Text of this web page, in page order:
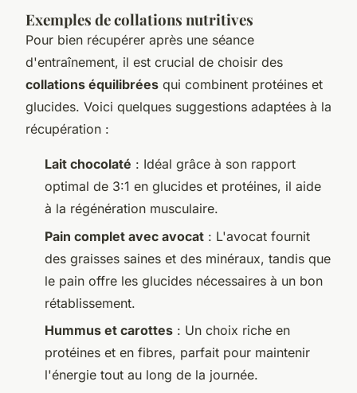
Exemples de collations nutritives
Pour bien récupérer après une séance
d'entraînement, il est crucial de choisir des
collations équilibrées qui combinent protéines et
glucides. Voici quelques suggestions adaptées à la
récupération :
Lait chocolaté : Idéal grâce à son rapport
optimal de 3:1 en glucides et protéines, il aide
à la régénération musculaire.
Pain complet avec avocat : L'avocat fournit
des graisses saines et des minéraux, tandis que
le pain offre les glucides nécessaires à un bon
rétablissement.
Hummus et carottes : Un choix riche en
protéines et en fibres, parfait pour maintenir
l'énergie tout au long de la journée.